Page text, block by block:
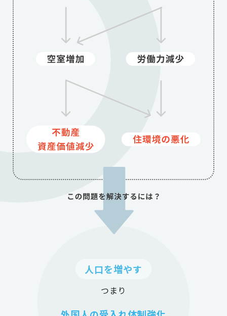
人口を増やす
つまり